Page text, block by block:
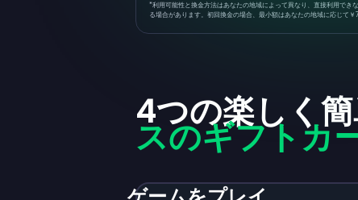
*利用可能性と換金方法はあなたの地域によって異なり、直接利用でき
る場合があります。初回換金の場合、最小額はあなたの地域に応じて￥
4つの楽しく
スのギフトカ